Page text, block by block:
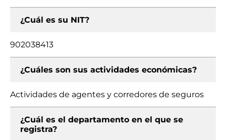
¿Cuál es su NIT?
902038413
¿Cuáles son sus actividades económicas?
Actividades de agentes y corredores de seguros
¿Cuál es el departamento en el que se
registra?